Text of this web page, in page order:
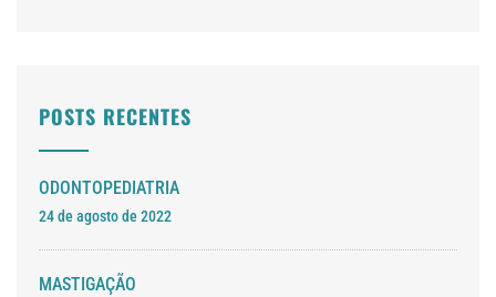
POSTS RECENTES
ODONTOPEDIATRIA
24 de agosto de 2022
MASTIGAÇÃO